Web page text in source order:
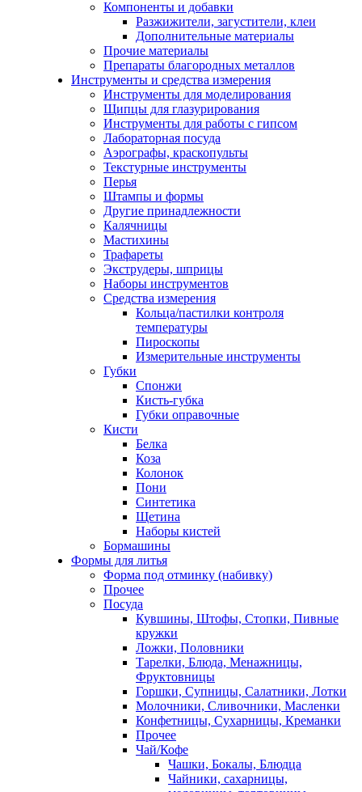
Компоненты и добавки
Разжижители, загустители, клеи
Дополнительные материалы
Прочие материалы
Препараты благородных металлов
Инструменты и средства измерения
Инструменты для моделирования
Щипцы для глазурирования
Инструменты для работы с гипсом
Лабораторная посуда
Аэрографы, краскопульты
Текстурные инструменты
Перья
Штампы и формы
Другие принадлежности
Калячницы
Мастихины
Трафареты
Экструдеры, шприцы
Наборы инструментов
Средства измерения
Кольца/пастилки контроля
температуры
Пироскопы
Измерительные инструменты
Губки
Спонжи
Кисть-губка
Губки оправочные
Кисти
Белка
Коза
Колонок
Пони
Синтетика
Щетина
Наборы кистей
Бормашины
Формы для литья
Форма под отминку (набивку)
Прочее
Посуда
Кувшины, Штофы, Стопки, Пивные
кружки
Ложки, Половники
Тарелки, Блюда, Менажницы,
Фруктовницы
Горшки, Супницы, Салатники, Лотки
Молочники, Сливочники, Масленки
Конфетницы, Сухарницы, Креманки
Прочее
Чай/Кофе
Чашки, Бокалы, Блюдца
Чайники, сахарницы,